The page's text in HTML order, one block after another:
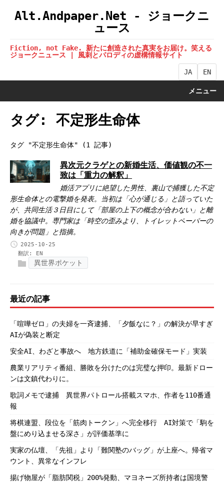
Alt.Andpaper.Net - ジョークニ
ュース
Fiction, not Fake. 新たに創造された真実をお届け。笑える
ジョークニュース | 風刺とパロディの虚構情報サイト
JA EN
メニュー
タグ: 不定形生命体
タグ "不定形生命体" (1 記事)
異次元クラゲとの新婚生活、価値観の不一
致は「重力の解釈」
婚活アプリに絶望した男性、裏山で捕獲した不定
形生命体との電撃婚を発表。当初は「心が通じる」と語っていた
が、共同生活３日目にして「部屋の上下の概念が合わない」と離
婚を協議中。専門家は「時空の歪みより、トイレットペーパーの
向きが問題」と指摘。
2025-10-25
翻訳: EN
異世界ポケット
最近の記事
「喧嘩ゼロ」の夫婦を一斉逮捕、「夕飯なに？」の解決が早すぎ
AIが偽装と断定
安全AI、わざと事故へ 地方鉄道に「補助金確保モード」実装
農業リアリティ番組、勝敗を分けたのは完璧な押印。最新ドロー
ンは文鎮代わりに。
歌詞メモで逮捕 異世界パトロール搭載スマホ、作者を110番通
報
将棋連盟、段位を「筋肉トークン」へ完全移行 AI対策で「駒を
盤にめり込ませる深さ」が評価基準に
実家の仏壇、「先祖」より「難関塾のバッグ」が上座へ。帰省マ
ウント、異常なインフレ
揚げ物屋が「脂肪関税」200%発動、マヨネーズ所持者は国境警